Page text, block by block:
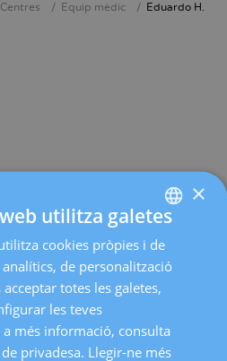
Equip mèdic
Eduardo H.
SPANISH
CATALÀ
FRENCH
×
utilitza galetes
cookies pròpies i de
de personalització
totes les galetes,
les teves
a més informació, consulta
privadesa. Llegir-ne més